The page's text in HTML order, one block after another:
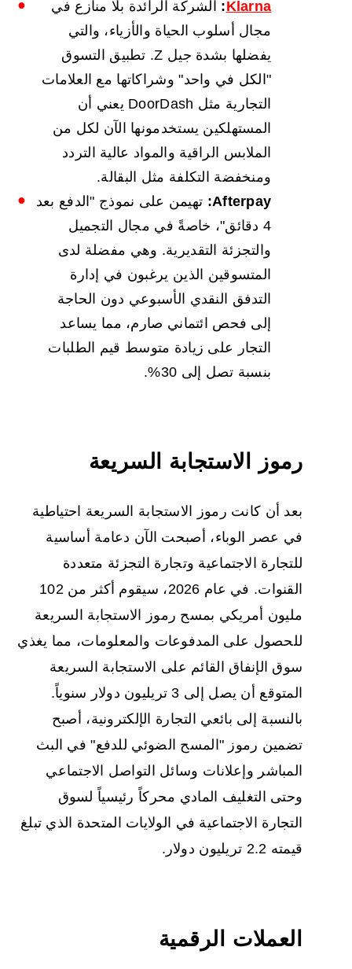
Klarna
: الشركة الرائدة بلا منازع في
مجال أسلوب الحياة والأزياء، والتي
يفضلها بشدة جيل Z. تطبيق التسوق
"الكل في واحد" وشراكاتها مع العلامات
التجارية مثل DoorDash يعني أن
المستهلكين يستخدمونها الآن لكل من
الملابس الراقية والمواد عالية التردد
ومنخفضة التكلفة مثل البقالة.
Afterpay:
تهيمن على نموذج "الدفع بعد
4 دقائق"، خاصةً في مجال التجميل
والتجزئة التقديرية. وهي مفضلة لدى
المتسوقين الذين يرغبون في إدارة
التدفق النقدي الأسبوعي دون الحاجة
إلى فحص ائتماني صارم، مما يساعد
التجار على زيادة متوسط قيم الطلبات
بنسبة تصل إلى 30%.
رموز الاستجابة السريعة
بعد أن كانت رموز الاستجابة السريعة احتياطية
في عصر الوباء، أصبحت الآن دعامة أساسية
للتجارة الاجتماعية وتجارة التجزئة متعددة
القنوات. في عام 2026، سيقوم أكثر من 102
مليون أمريكي بمسح رموز الاستجابة السريعة
للحصول على المدفوعات والمعلومات، مما يغذي
سوق الإنفاق القائم على الاستجابة السريعة
المتوقع أن يصل إلى 3 تريليون دولار سنوياً.
بالنسبة إلى بائعي التجارة الإلكترونية، أصبح
تضمين رموز "المسح الضوئي للدفع" في البث
المباشر وإعلانات وسائل التواصل الاجتماعي
وحتى التغليف المادي محركاً رئيسياً لسوق
التجارة الاجتماعية في الولايات المتحدة الذي تبلغ
قيمته 2.2 تريليون دولار.
العملات الرقمية